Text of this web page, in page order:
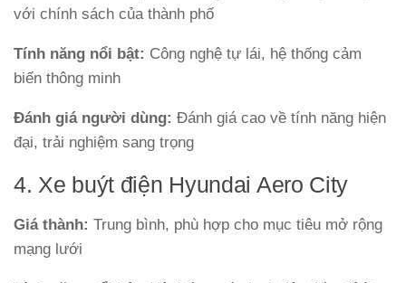
với chính sách của thành phố
Tính năng nổi bật: Công nghệ tự lái, hệ thống cảm
biến thông minh
Đánh giá người dùng: Đánh giá cao về tính năng hiện
đại, trải nghiệm sang trọng
4. Xe buýt điện Hyundai Aero City
Giá thành: Trung bình, phù hợp cho mục tiêu mở rộng
mạng lưới